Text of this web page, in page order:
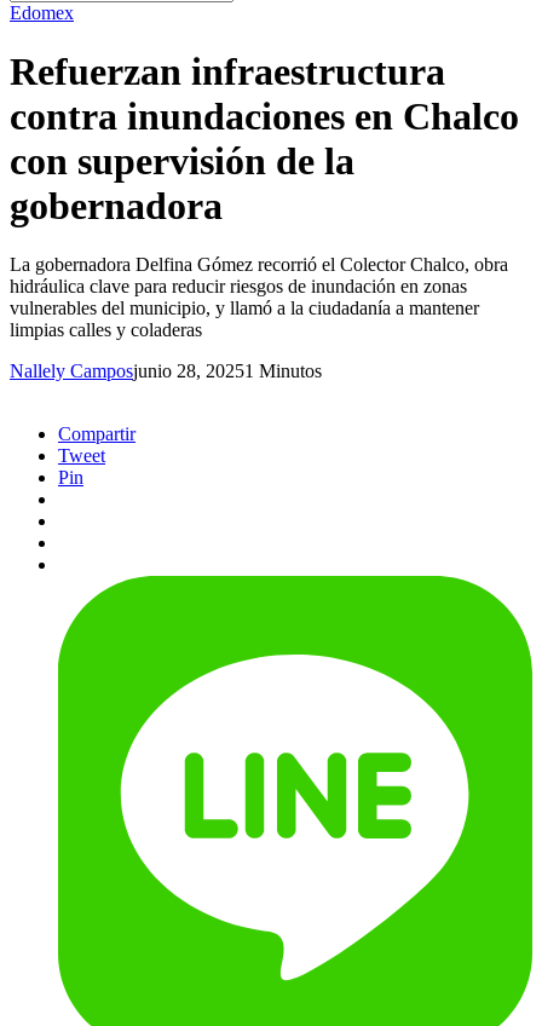
Edomex
Refuerzan infraestructura
contra inundaciones en Chalco
con supervisión de la
gobernadora
La gobernadora Delfina Gómez recorrió el Colector Chalco, obra
hidráulica clave para reducir riesgos de inundación en zonas
vulnerables del municipio, y llamó a la ciudadanía a mantener
limpias calles y coladeras
Nallely Camposjunio 28, 20251 Minutos
Compartir
Tweet
Pin